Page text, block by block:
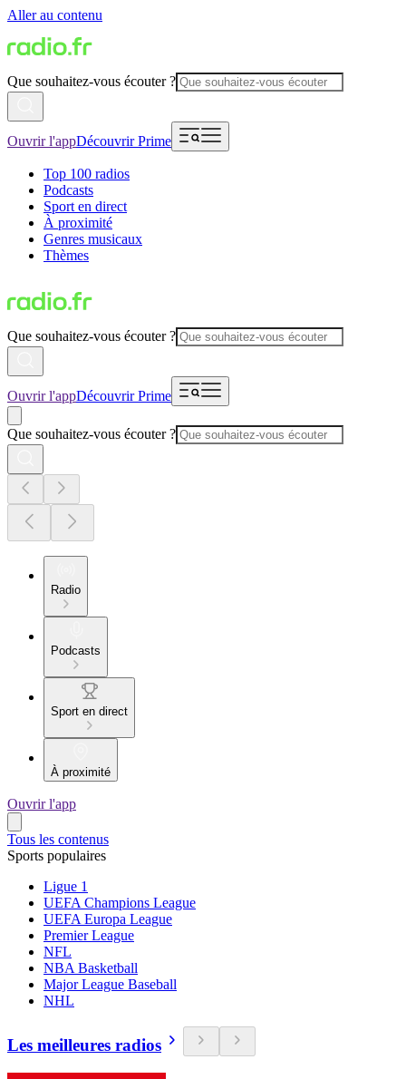
Aller au contenu
Que souhaitez-vous écouter ?
Ouvrir l'appDécouvrir Prime
Top 100 radios
Podcasts
Sport en direct
À proximité
Genres musicaux
Thèmes
Que souhaitez-vous écouter ?
Ouvrir l'appDécouvrir Prime
Que souhaitez-vous écouter ?
Radio
Podcasts
Sport en direct
À proximité
Ouvrir l'app
Tous les contenus
Sports populaires
Ligue 1
UEFA Champions League
UEFA Europa League
Premier League
NFL
NBA Basketball
Major League Baseball
NHL
Les meilleures radios